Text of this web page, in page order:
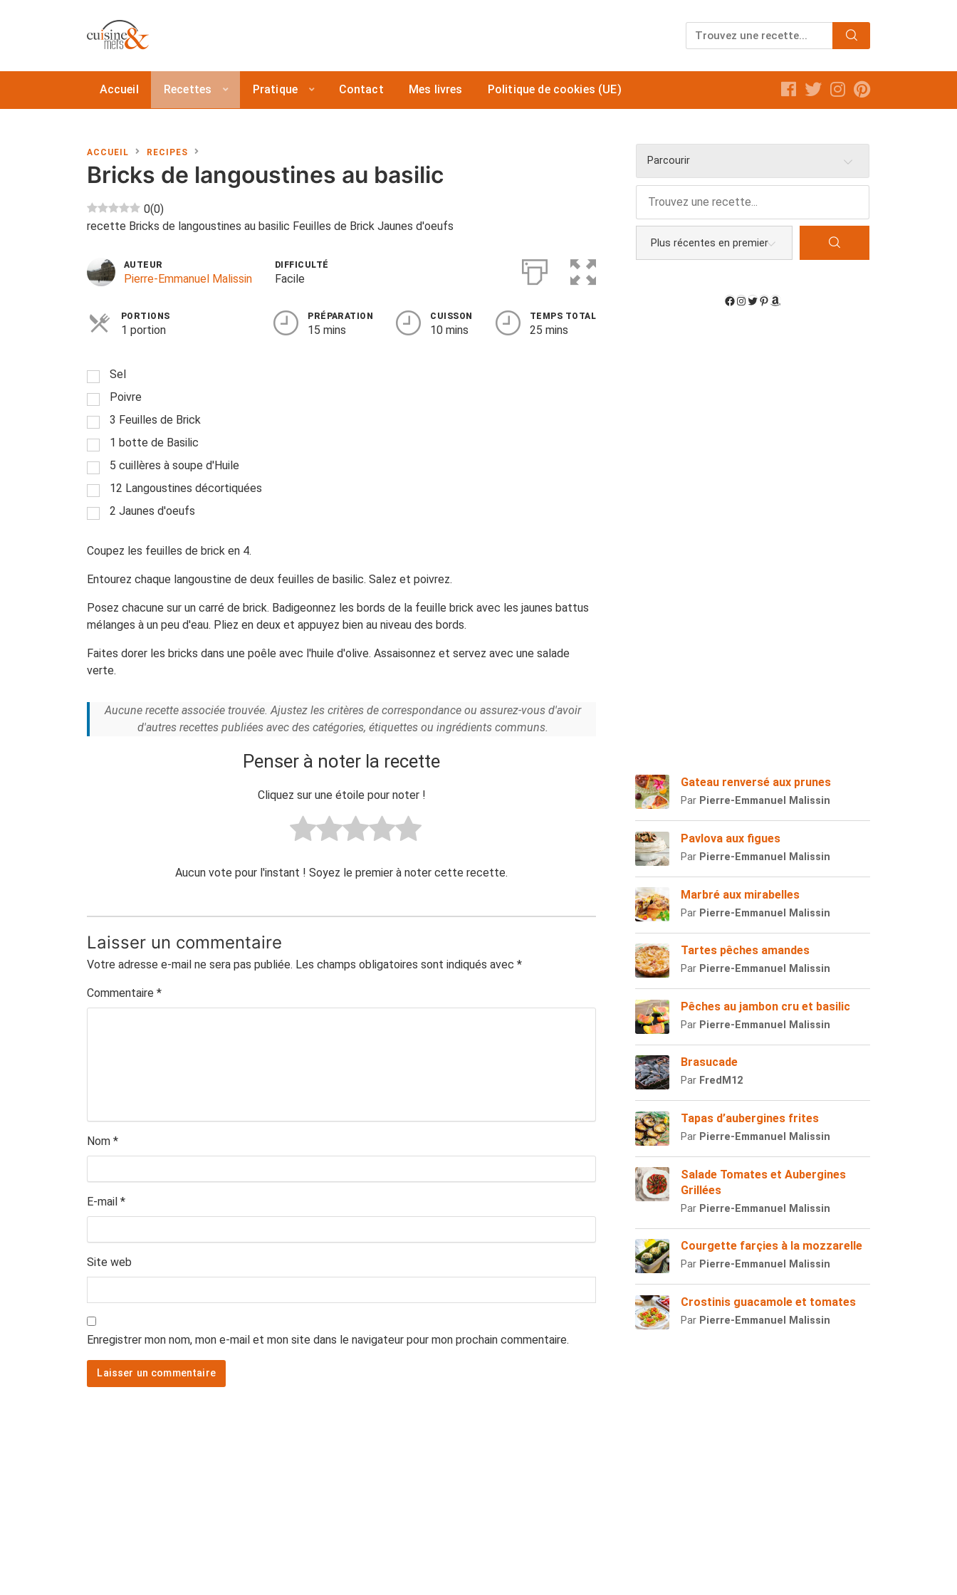
Accueil Recettes Pratique Contact Mes livres Politique de cookies (UE)
ACCUEIL RECIPES
Bricks de langoustines au basilic
0(0)
recette Bricks de langoustines au basilic Feuilles de Brick Jaunes d'oeufs
AUTEUR
Pierre-Emmanuel Malissin
DIFFICULTÉ
Facile
PORTIONS
1 portion
PRÉPARATION
15 mins
CUISSON
10 mins
TEMPS TOTAL
25 mins
Sel
Poivre
3 Feuilles de Brick
1 botte de Basilic
5 cuillères à soupe d'Huile
12 Langoustines décortiquées
2 Jaunes d'oeufs
Coupez les feuilles de brick en 4.
Entourez chaque langoustine de deux feuilles de basilic. Salez et poivrez.
Posez chacune sur un carré de brick. Badigeonnez les bords de la feuille brick avec les jaunes battus
mélanges à un peu d'eau. Pliez en deux et appuyez bien au niveau des bords.
Faites dorer les bricks dans une poêle avec l'huile d'olive. Assaisonnez et servez avec une salade
verte.
Aucune recette associée trouvée. Ajustez les critères de correspondance ou assurez-vous d'avoir
d'autres recettes publiées avec des catégories, étiquettes ou ingrédients communs.
Penser à noter la recette
Cliquez sur une étoile pour noter !
Aucun vote pour l'instant ! Soyez le premier à noter cette recette.
Laisser un commentaire
Votre adresse e-mail ne sera pas publiée. Les champs obligatoires sont indiqués avec *
Commentaire *
Nom *
E-mail *
Site web
Enregistrer mon nom, mon e-mail et mon site dans le navigateur pour mon prochain commentaire.
Parcourir
Gateau renversé aux prunes
Par Pierre-Emmanuel Malissin
Pavlova aux figues
Par Pierre-Emmanuel Malissin
Marbré aux mirabelles
Par Pierre-Emmanuel Malissin
Tartes pêches amandes
Par Pierre-Emmanuel Malissin
Pêches au jambon cru et basilic
Par Pierre-Emmanuel Malissin
Brasucade
Par FredM12
Tapas d’aubergines frites
Par Pierre-Emmanuel Malissin
Salade Tomates et Aubergines
Grillées
Par Pierre-Emmanuel Malissin
Courgette farçies à la mozzarelle
Par Pierre-Emmanuel Malissin
Crostinis guacamole et tomates
Par Pierre-Emmanuel Malissin